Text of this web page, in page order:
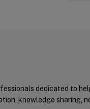
dedicated to
knowledge sharing,